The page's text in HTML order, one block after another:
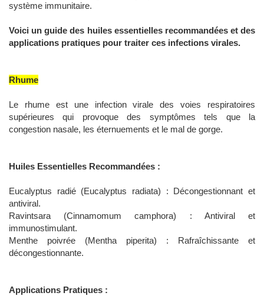
système immunitaire.
Voici un guide des huiles essentielles recommandées et des
applications pratiques pour traiter ces infections virales.
Rhume
Le rhume est une infection virale des voies respiratoires
supérieures qui provoque des symptômes tels que la
congestion nasale, les éternuements et le mal de gorge.
Huiles Essentielles Recommandées :
Eucalyptus radié (Eucalyptus radiata) : Décongestionnant et
antiviral.
Ravintsara (Cinnamomum camphora) : Antiviral et
immunostimulant.
Menthe poivrée (Mentha piperita) : Rafraîchissante et
décongestionnante.
Applications Pratiques :